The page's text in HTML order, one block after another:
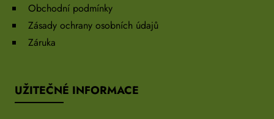
Obchodní podmínky
Zásady ochrany osobních údajů
Záruka
UŽITEČNÉ INFORMACE